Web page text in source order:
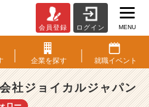
会員登録 ログイン MENU
企業を探す 就職イベント
社ジョイカルジャパン